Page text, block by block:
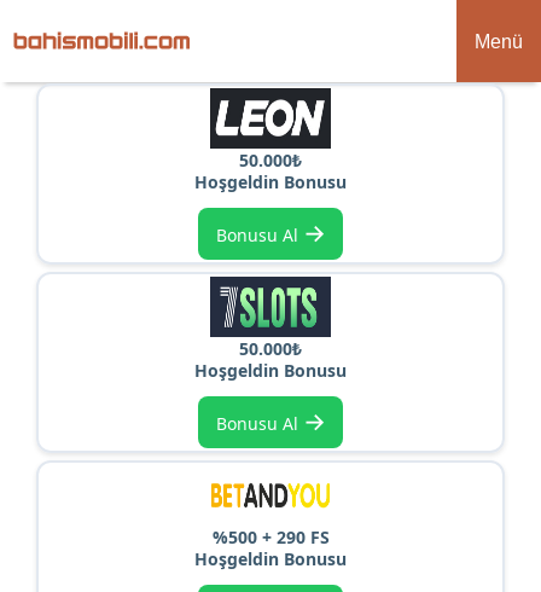
Menü
50.000₺
Hoşgeldin Bonusu
Bonusu Al →
50.000₺
Hoşgeldin Bonusu
Bonusu Al →
%500 + 290 FS
Hoşgeldin Bonusu